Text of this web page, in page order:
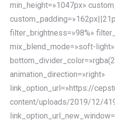
min_height=»1047px»
filter_brightness=»98%»
mix_blend_mode=»soft-light»
animation_direction=»right»
link_option_url=»https://
content/uploads/2019/12/